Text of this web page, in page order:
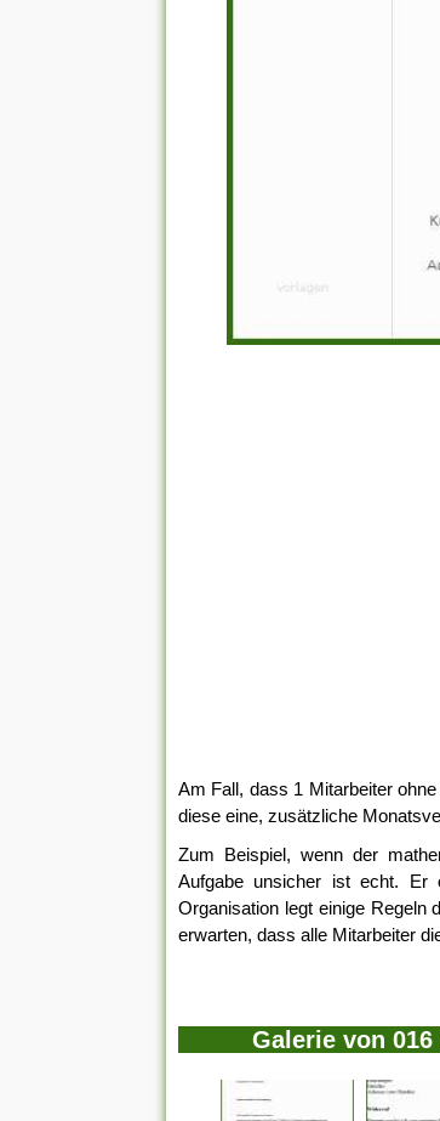
Am Fall, dass 1 Mitarbeiter
diese eine, zusätzliche
Zum Beispiel, wenn der
Aufgabe unsicher ist echt. Er
Organisation legt einige Regeln
erwarten, dass alle Mitarbeiter
Galerie von